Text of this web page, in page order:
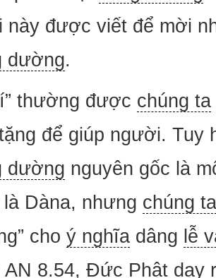
này được viết để mời
dường.
thường được chúng ta
để giúp người. Tuy
dường nguyên gốc là
Dàna, nhưng chúng ta
cho ý nghĩa dâng lễ
8.54, Đức Phật dạy